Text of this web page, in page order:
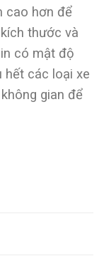
cao hơn để
thước và
có mật độ
hết các loại xe
gian để